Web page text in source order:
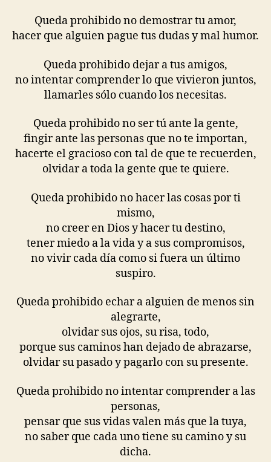
Queda prohibido no demostrar tu amor,
hacer que alguien pague tus dudas y mal humor.
Queda prohibido dejar a tus amigos,
no intentar comprender lo que vivieron juntos,
llamarles sólo cuando los necesitas.
Queda prohibido no ser tú ante la gente,
fingir ante las personas que no te importan,
hacerte el gracioso con tal de que te recuerden,
olvidar a toda la gente que te quiere.
Queda prohibido no hacer las cosas por ti
mismo,
no creer en Dios y hacer tu destino,
tener miedo a la vida y a sus compromisos,
no vivir cada día como si fuera un último
suspiro.
Queda prohibido echar a alguien de menos sin
alegrarte,
olvidar sus ojos, su risa, todo,
porque sus caminos han dejado de abrazarse,
olvidar su pasado y pagarlo con su presente.
Queda prohibido no intentar comprender a las
personas,
pensar que sus vidas valen más que la tuya,
no saber que cada uno tiene su camino y su
dicha.